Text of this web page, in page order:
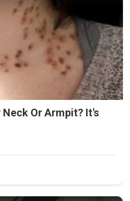
Neck Or Armpit? It's